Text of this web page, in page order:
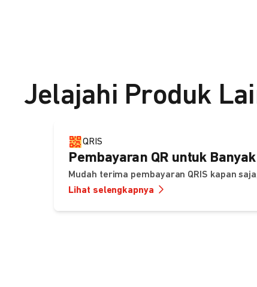
Jelajahi Produk
QRIS
Pembayaran QR untuk
Mudah terima pembayaran QRIS kapan
Lihat selengkapnya